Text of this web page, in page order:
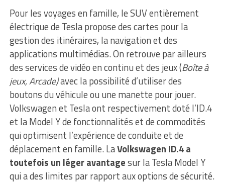
Pour les voyages en famille, le SUV entièrement
électrique de Tesla propose des cartes pour la
gestion des itinéraires, la navigation et des
applications multimédias. On retrouve par ailleurs
des services de vidéo en continu et des jeux (Boîte à
jeux, Arcade)avec la possibilité d’utiliser des
boutons du véhicule ou une manette pour jouer.
Volkswagen et Tesla ont respectivement doté l’ID.4
et la Model Y de fonctionnalités et de commodités
qui optimisent l’expérience de conduite et de
déplacement en famille. LaVolkswagen ID.4 a
toutefois un léger avantagesur la Tesla Model Y
qui a des limites par rapport aux options de sécurité.